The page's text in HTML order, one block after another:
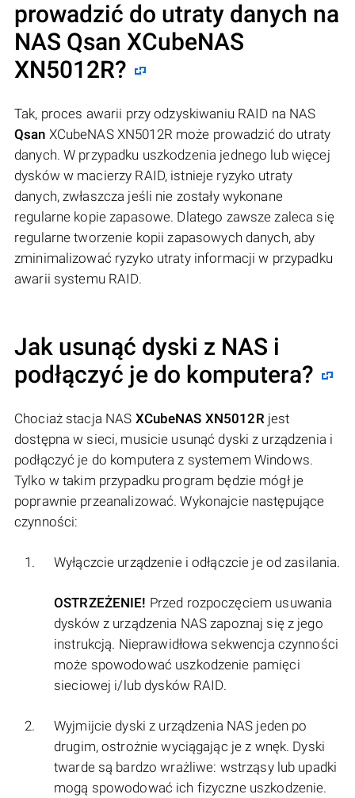
prowadzić do utraty danych na
NAS Qsan XCubeNAS
XN5012R?
Tak, proces awarii przy odzyskiwaniu RAID na NAS
Qsan XCubeNAS XN5012R może prowadzić do utraty
danych. W przypadku uszkodzenia jednego lub więcej
dysków w macierzy RAID, istnieje ryzyko utraty
danych, zwłaszcza jeśli nie zostały wykonane
regularne kopie zapasowe. Dlatego zawsze zaleca się
regularne tworzenie kopii zapasowych danych, aby
zminimalizować ryzyko utraty informacji w przypadku
awarii systemu RAID.
Jak usunąć dyski z NAS i
podłączyć je do komputera?
Chociaż stacja NAS XCubeNAS XN5012Rjest
dostępna w sieci, musicie usunąć dyski z urządzenia i
podłączyć je do komputera z systemem Windows.
Tylko w takim przypadku program będzie mógł je
poprawnie przeanalizować. Wykonajcie następujące
czynności:
Wyłączcie urządzenie i odłączcie je od zasilania.
OSTRZEŻENIE! Przed rozpoczęciem usuwania
dysków z urządzenia NAS zapoznaj się z jego
instrukcją. Nieprawidłowa sekwencja czynności
może spowodować uszkodzenie pamięci
sieciowej i/lub dysków RAID.
Wyjmijcie dyski z urządzenia NAS jeden po
drugim, ostrożnie wyciągając je z wnęk. Dyski
twarde są bardzo wrażliwe: wstrząsy lub upadki
mogą spowodować ich fizyczne uszkodzenie.